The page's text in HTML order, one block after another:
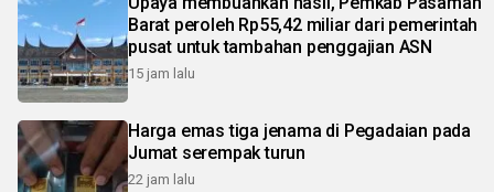
Barat peroleh Rp55,42 miliar dari pemerintah
pusat untuk tambahan penggajian ASN
15 jam lalu
Harga emas tiga jenama di Pegadaian pada
Jumat serempak turun
22 jam lalu